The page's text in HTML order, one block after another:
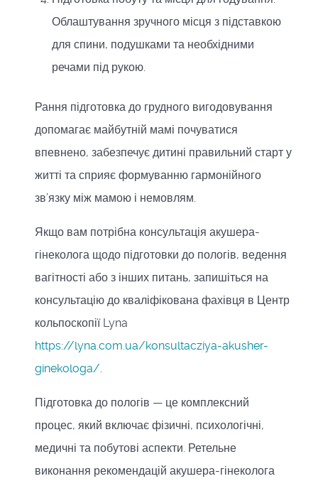
Облаштування зручного місця з підставкою
для спини, подушками та необхідними
речами під рукою.
Рання підготовка до грудного вигодовування
допомагає майбутній мамі почуватися
впевнено, забезпечує дитині правильний старт у
житті та сприяє формуванню гармонійного
зв’язку між мамою і немовлям.
Якщо вам потрібна консультація акушера-
гінеколога щодо підготовки до пологів, ведення
вагітності або з інших питань, запишіться на
консультацію до кваліфікована фахівця в Центр
кольпоскопії Lyna
https://lyna.com.ua/konsultacziya-akusher-
ginekologa/
Підготовка до пологів — це комплексний
процес, який включає фізичні, психологічні,
медичні та побутові аспекти. Ретельне
виконання рекомендацій акушера-гінеколога